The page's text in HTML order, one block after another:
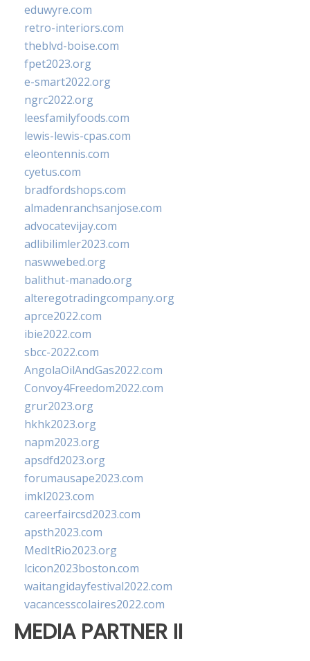
eduwyre.com
retro-interiors.com
theblvd-boise.com
fpet2023.org
e-smart2022.org
ngrc2022.org
leesfamilyfoods.com
lewis-lewis-cpas.com
eleontennis.com
cyetus.com
bradfordshops.com
almadenranchsanjose.com
advocatevijay.com
adlibilimler2023.com
naswwebed.org
balithut-manado.org
alteregotradingcompany.org
aprce2022.com
ibie2022.com
sbcc-2022.com
AngolaOilAndGas2022.com
Convoy4Freedom2022.com
grur2023.org
hkhk2023.org
napm2023.org
apsdfd2023.org
forumausape2023.com
imkl2023.com
careerfaircsd2023.com
apsth2023.com
MedItRio2023.org
lcicon2023boston.com
waitangidayfestival2022.com
vacancesscolaires2022.com
MEDIA PARTNER II